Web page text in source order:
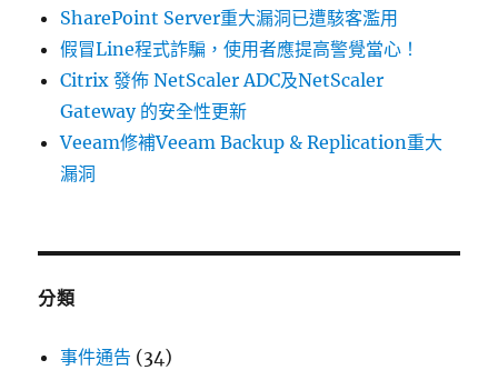
SharePoint Server重大漏洞已遭駭客濫用
假冒Line程式詐騙，使用者應提高警覺當心！
Citrix 發佈 NetScaler ADC及NetScaler
Gateway 的安全性更新
Veeam修補Veeam Backup & Replication重大
漏洞
分類
事件通告 (34)